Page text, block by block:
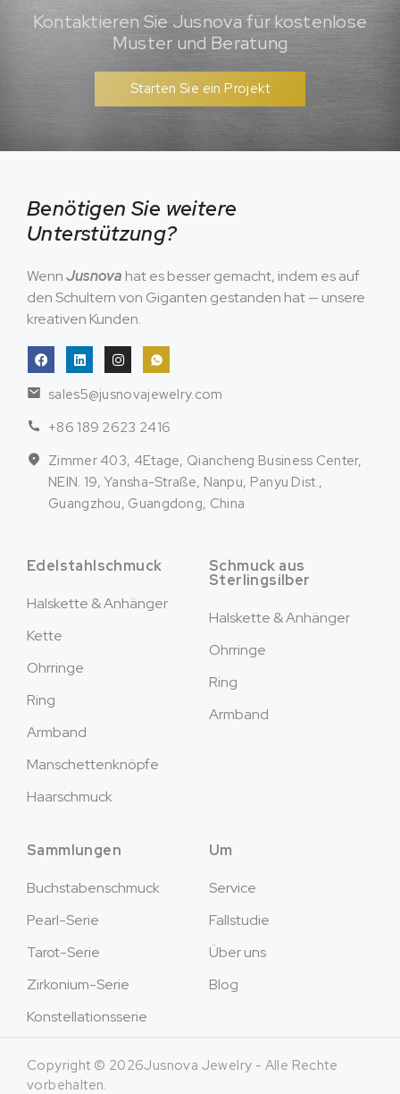
Kontaktieren Sie Jusnova für kostenlose
Muster und Beratung
Starten Sie ein Projekt
Benötigen Sie weitere
Unterstützung?
WennJusnova hat es besser gemacht, indem es auf
den Schultern von Giganten gestanden hat — unsere
kreativen Kunden.
sales5@jusnovajewelry.com
+86 189 2623 2416
Zimmer 403, 4Etage, Qiancheng Business Center,
NEIN. 19, Yansha-Straße, Nanpu, Panyu Dist.,
Guangzhou, Guangdong, China
Edelstahlschmuck
Halskette & Anhänger
Kette
Ohrringe
Ring
Armband
Manschettenknöpfe
Haarschmuck
Schmuck aus
Sterlingsilber
Halskette & Anhänger
Ohrringe
Ring
Armband
Sammlungen
Buchstabenschmuck
Pearl-Serie
Tarot-Serie
Zirkonium-Serie
Konstellationsserie
Um
Service
Fallstudie
Über uns
Blog
Copyright © 2026Jusnova Jewelry - Alle Rechte
vorbehalten.